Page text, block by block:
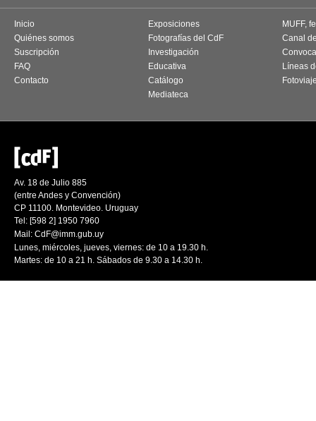
Inicio
Quiénes somos
Suscripción
FAQ
Contacto
Exposiciones
Fotografías del CdF
Investigación
Educativa
Catálogo
Mediateca
MUFF,
Canal
Líneas
Av. 18 de Julio 885
(entre Andes y Convención)
CP 11100. Montevideo. Uruguay
Tel: [598 2] 1950 7960
Mail: CdF@imm.gub.uy
Lunes, miércoles, jueves, viernes: de 10 a 19.30 h.
Martes: de 10 a 21 h. Sábados de 9.30 a 14.30 h.